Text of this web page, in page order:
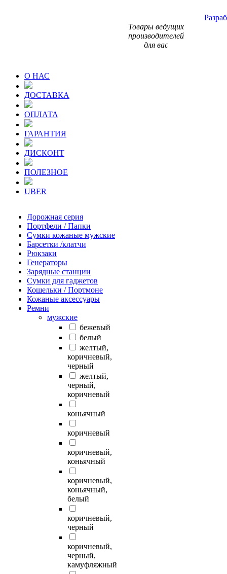
Товары ведущих
производителей
для вас
О НАС
ДОСТАВКА
ОПЛАТА
ГАРАНТИЯ
ДИСКОНТ
ПОЛЕЗНОЕ
UBER
Дорожная серия
Портфели / Папки
Сумки кожаные мужские
Барсетки /клатчи
Рюкзаки
Генераторы
Зарядные станции
Сумки для гаджетов
Кошельки / Портмоне
Кожаные аксессуары
Ремни
мужские
бежевый
белый
желтый,
коричневый,
черный
желтый,
черный,
коричневый
коньячный
коричневый
коричневый,
коньячный
коричневый,
коньячный,
белый
коричневый,
черный
коричневый,
черный,
камуфляжный